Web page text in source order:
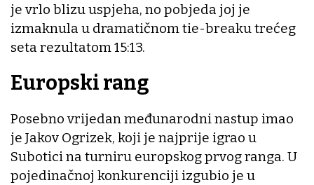
je vrlo blizu uspjeha, no pobjeda joj je
izmaknula u dramatičnom tie-breaku trećeg
seta rezultatom 15:13.
Europski rang
Posebno vrijedan međunarodni nastup imao
je Jakov Ogrizek, koji je najprije igrao u
Subotici na turniru europskog prvog ranga. U
pojedinačnoj konkurenciji izgubio je u